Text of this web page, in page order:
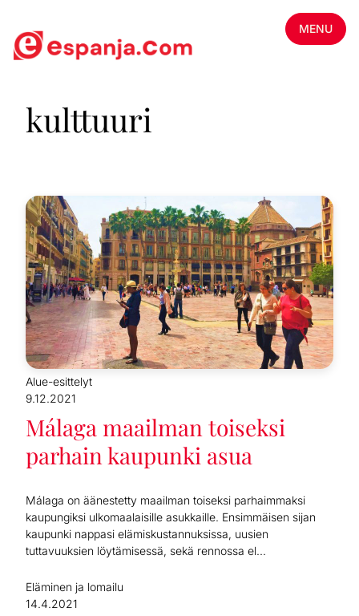
MENU
kulttuuri
Alue-esittelyt
9.12.2021
Málaga maailman toiseksi
parhain kaupunki asua
Málaga on äänestetty maailman toiseksi parhaimmaksi
kaupungiksi ulkomaalaisille asukkaille. Ensimmäisen sijan
kaupunki nappasi elämiskustannuksissa, uusien
tuttavuuksien löytämisessä, sekä rennossa el...
Eläminen ja lomailu
14.4.2021